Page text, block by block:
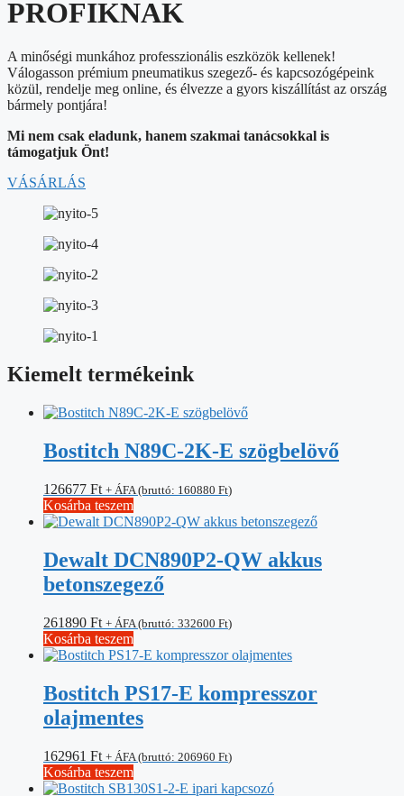
PROFIKNAK
A minőségi munkához professzionális eszközök kellenek!
Válogasson prémium pneumatikus szegező- és kapcsozógépeink
közül, rendelje meg online, és élvezze a gyors kiszállítást az ország
bármely pontjára!
Mi nem csak eladunk, hanem szakmai tanácsokkal is
támogatjuk Önt!
VÁSÁRLÁS
Kiemelt termékeink
Bostitch N89C-2K-E szögbelövő
126677 Ft + ÁFA (bruttó: 160880 Ft)
Kosárba teszem
Dewalt DCN890P2-QW akkus
betonszegező
261890 Ft + ÁFA (bruttó: 332600 Ft)
Kosárba teszem
Bostitch PS17-E kompresszor
olajmentes
162961 Ft + ÁFA (bruttó: 206960 Ft)
Kosárba teszem